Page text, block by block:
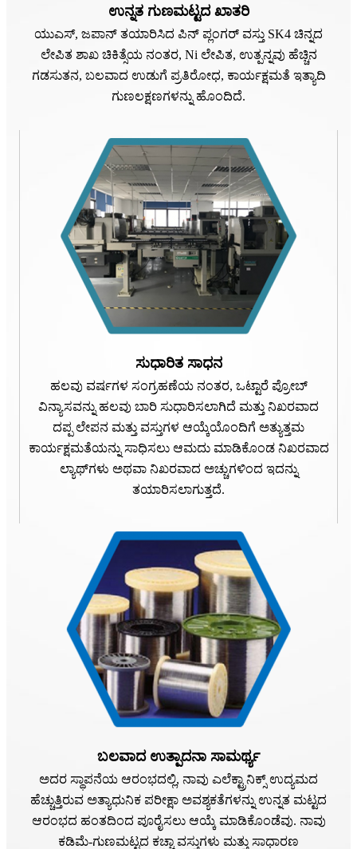
ಉನ್ನತ ಗುಣಮಟ್ಟದ ಖಾತರಿ
ಯುಎಸ್, ಜಪಾನ್ ತಯಾರಿಸಿದ ಪಿನ್ ಪ್ಲಂಗರ್ ವಸ್ತು SK4 ಚಿನ್ನದ
ಲೇಪಿತ ಶಾಖ ಚಿಕಿತ್ಸೆಯ ನಂತರ, Ni ಲೇಪಿತ, ಉತ್ಪನ್ನವು ಹೆಚ್ಚಿನ
ಗಡಸುತನ, ಬಲವಾದ ಉಡುಗೆ ಪ್ರತಿರೋಧ, ಕಾರ್ಯಕ್ಷಮತೆ ಇತ್ಯಾದಿ
ಗುಣಲಕ್ಷಣಗಳನ್ನು ಹೊಂದಿದೆ.
ಸುಧಾರಿತ ಸಾಧನ
ಹಲವು ವರ್ಷಗಳ ಸಂಗ್ರಹಣೆಯ ನಂತರ, ಒಟ್ಟಾರೆ ಪ್ರೋಬ್
ವಿನ್ಯಾಸವನ್ನು ಹಲವು ಬಾರಿ ಸುಧಾರಿಸಲಾಗಿದೆ ಮತ್ತು ನಿಖರವಾದ
ದಪ್ಪ ಲೇಪನ ಮತ್ತು ವಸ್ತುಗಳ ಆಯ್ಕೆಯೊಂದಿಗೆ ಅತ್ಯುತ್ತಮ
ಕಾರ್ಯಕ್ಷಮತೆಯನ್ನು ಸಾಧಿಸಲು ಆಮದು ಮಾಡಿಕೊಂಡ ನಿಖರವಾದ
ಲ್ಯಾಥ್‌ಗಳು ಅಥವಾ ನಿಖರವಾದ ಅಚ್ಚುಗಳಿಂದ ಇದನ್ನು
ತಯಾರಿಸಲಾಗುತ್ತದೆ.
ಬಲವಾದ ಉತ್ಪಾದನಾ ಸಾಮರ್ಥ್ಯ
ಅದರ ಸ್ಥಾಪನೆಯ ಆರಂಭದಲ್ಲಿ, ನಾವು ಎಲೆಕ್ಟ್ರಾನಿಕ್ಸ್ ಉದ್ಯಮದ
ಹೆಚ್ಚುತ್ತಿರುವ ಅತ್ಯಾಧುನಿಕ ಪರೀಕ್ಷಾ ಅವಶ್ಯಕತೆಗಳನ್ನು ಉನ್ನತ ಮಟ್ಟದ
ಆರಂಭದ ಹಂತದಿಂದ ಪೂರೈಸಲು ಆಯ್ಕೆ ಮಾಡಿಕೊಂಡೆವು. ನಾವು
ಕಡಿಮೆ-ಗುಣಮಟ್ಟದ ಕಚ್ಚಾ ವಸ್ತುಗಳು ಮತ್ತು ಸಾಧಾರಣ